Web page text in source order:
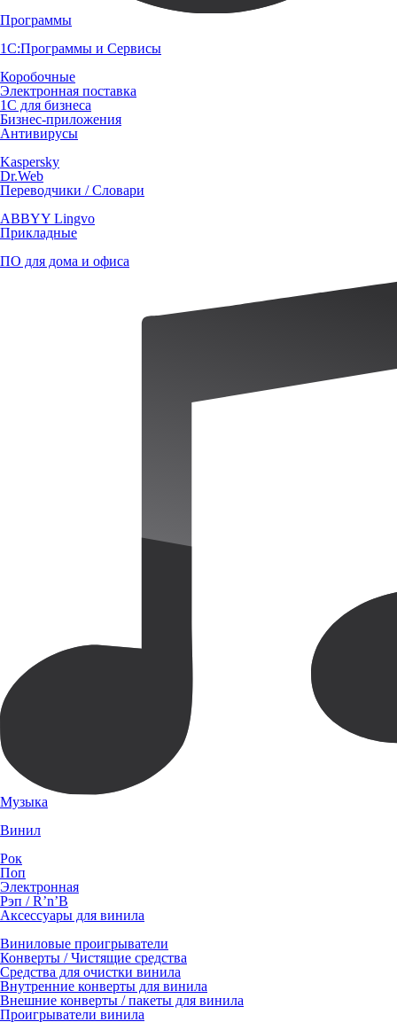
Программы
1С:Программы и Сервисы
Коробочные
Электронная поставка
1С для бизнеса
Бизнес-приложения
Антивирусы
Kaspersky
Dr.Web
Переводчики / Словари
ABBYY Lingvo
Прикладные
ПО для дома и офиса
Музыка
Винил
Рок
Поп
Электронная
Рэп / R’n’B
Аксессуары для винила
Виниловые проигрыватели
Конверты / Чистящие средства
Средства для очистки винила
Внутренние конверты для винила
Внешние конверты / пакеты для винила
Проигрыватели винила